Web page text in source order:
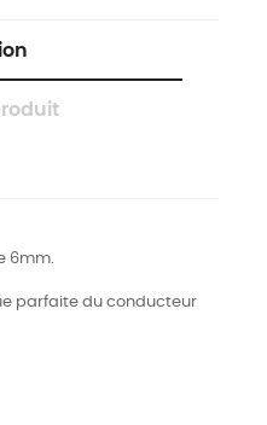
6mm.
parfaite du conducteur